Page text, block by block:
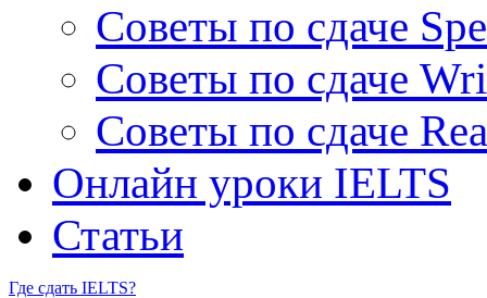
Советы по сдаче
Советы по сдаче
Советы по сдаче
Онлайн уроки IELTS
Статьи
Где сдать IELTS?